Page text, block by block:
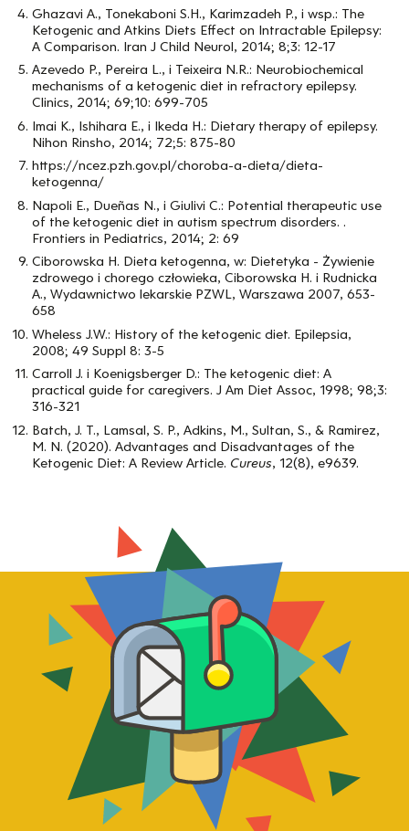
Ghazavi A., Tonekaboni S.H., Karimzadeh P., i wsp.: The
Ketogenic and Atkins Diets Effect on Intractable Epilepsy:
A Comparison. Iran J Child Neurol, 2014; 8;3: 12-17
Azevedo P., Pereira L., i Teixeira N.R.: Neurobiochemical
mechanisms of a ketogenic diet in refractory epilepsy.
Clinics, 2014; 69;10: 699-705
Imai K., Ishihara E., i Ikeda H.: Dietary therapy of epilepsy.
Nihon Rinsho, 2014; 72;5: 875-80
https://ncez.pzh.gov.pl/choroba-a-dieta/dieta-
ketogenna/
Napoli E., Dueñas N., i Giulivi C.: Potential therapeutic use
of the ketogenic diet in autism spectrum disorders. .
Frontiers in Pediatrics, 2014; 2: 69
Ciborowska H. Dieta ketogenna, w: Dietetyka - Żywienie
zdrowego i chorego człowieka, Ciborowska H. i Rudnicka
A., Wydawnictwo lekarskie PZWL, Warszawa 2007, 653-
658
Wheless J.W.: History of the ketogenic diet. Epilepsia,
2008; 49 Suppl 8: 3-5
Carroll J. i Koenigsberger D.: The ketogenic diet: A
practical guide for caregivers. J Am Diet Assoc, 1998; 98;3:
316-321
Batch, J. T., Lamsal, S. P., Adkins, M., Sultan, S., & Ramirez,
M. N. (2020). Advantages and Disadvantages of the
Ketogenic Diet: A Review Article. Cureus, 12(8), e9639.